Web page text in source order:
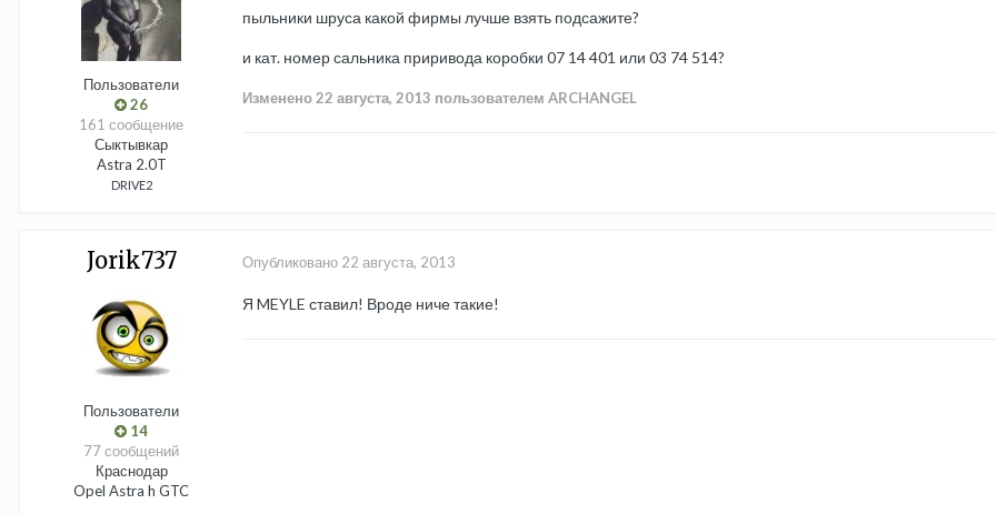
Пользователи
26
161 сообщение
Сыктывкар
Astra 2.0T
DRIVE2
пыльники шруса какой фирмы лучше взять подсажите?
и кат. номер сальника приривода коробки 07 14 401 или 03 74 514?
Изменено22 августа, 2013 пользователем ARCHANGEL
Jorik737
Пользователи
14
77 сообщений
Краснодар
Opel Astra h GTC
Опубликовано 22 августа, 2013
Я MEYLE ставил! Вроде ниче такие!